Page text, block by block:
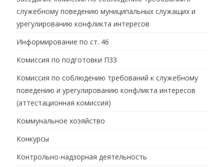
служебному поведению муниципальных служащих и
урегулированию конфликта интересов
Информирование по ст. 46
Комиссия по подготовки ПЗЗ
Комиссия по соблюдению требований к служебному
поведению и урегулированию конфликта интересов
(аттестационная комиссия)
Коммунальное хозяйство
Конкурсы
Контрольно-надзорная деятельность